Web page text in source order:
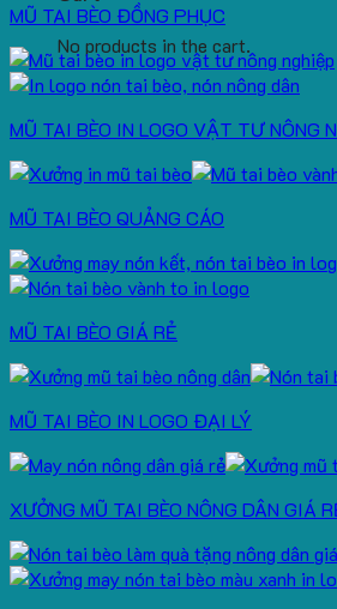
No products in the cart.
MŨ TAI BÈO ĐỒNG PHỤC
MŨ TAI BÈO IN LOGO VẬT TƯ NÔNG
MŨ TAI BÈO QUẢNG CÁO
MŨ TAI BÈO GIÁ RẺ
MŨ TAI BÈO IN LOGO ĐẠI LÝ
XƯỞNG MŨ TAI BÈO NÔNG DÂN GIÁ